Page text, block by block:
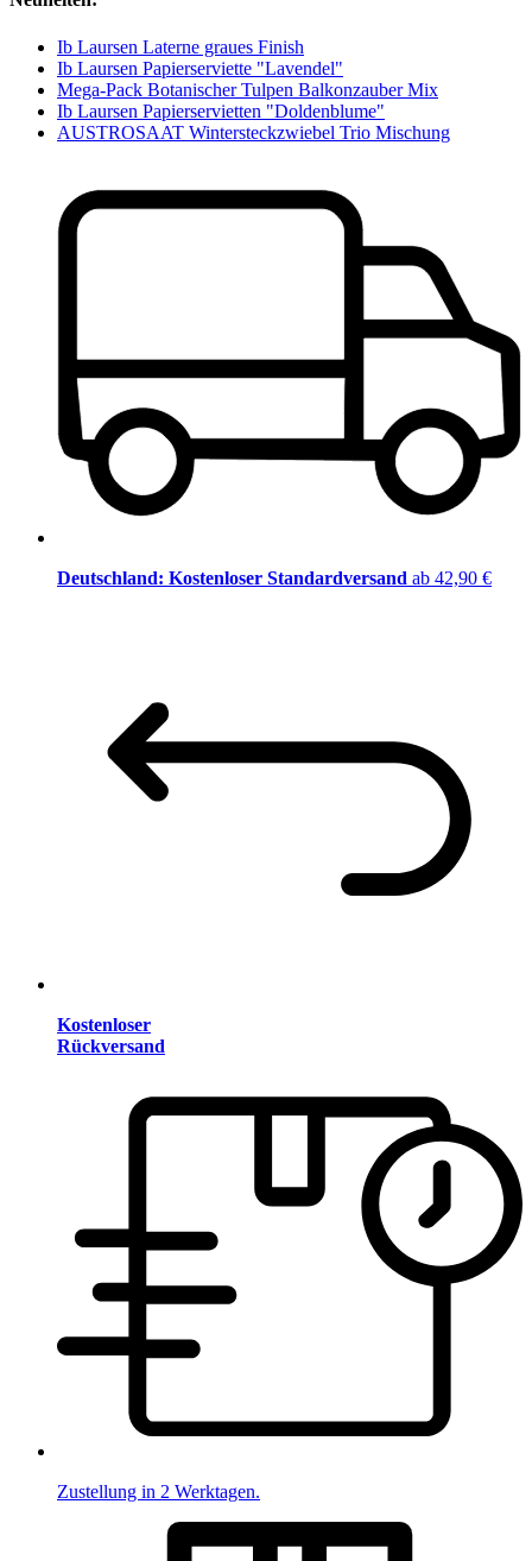
Ib Laursen Laterne graues Finish
Ib Laursen Papierserviette "Lavendel"
Mega-Pack Botanischer Tulpen Balkonzauber Mix
Ib Laursen Papierservietten "Doldenblume"
AUSTROSAAT Wintersteckzwiebel Trio Mischung
Deutschland: Kostenloser Standardversand ab 42,90 €
Kostenloser
Rückversand
Zustellung in 2 Werktagen.